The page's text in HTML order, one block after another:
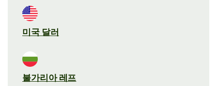
미국 달러
불가리아 레프